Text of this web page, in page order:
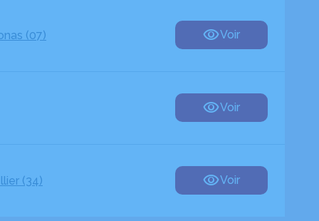
(07) Voir
Voir
(34) Voir